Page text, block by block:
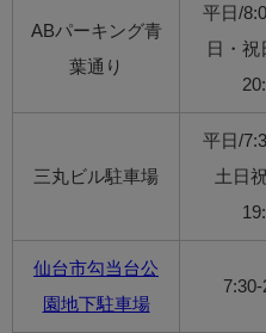
ABパーキング青
葉通り
平日/
日・祝
三丸ビル駐車場
平日/
土日
仙台市勾当台公
園地下駐車場
7:30-